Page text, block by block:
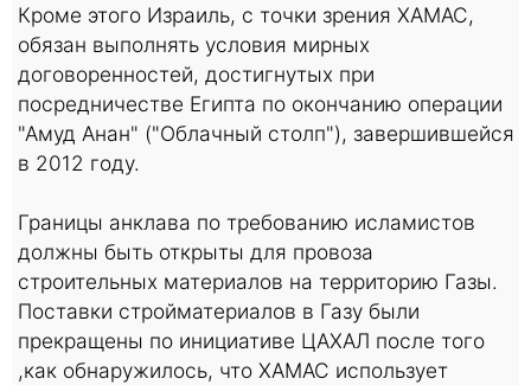
Кроме этого Израиль, с точки зрения ХАМАС,
обязан выполнять условия мирных
договоренностей, достигнутых при
посредничестве Египта по окончанию операции
"Амуд Анан" ("Облачный столп"), завершившейся
в 2012 году.
Границы анклава по требованию исламистов
должны быть открыты для провоза
строительных материалов на территорию Газы.
Поставки стройматериалов в Газу были
прекращены по инициативе ЦАХАЛ после того
,как обнаружилось, что ХАМАС использует